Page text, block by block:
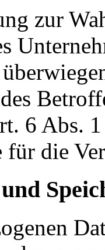
zur
6 Abs.
für die